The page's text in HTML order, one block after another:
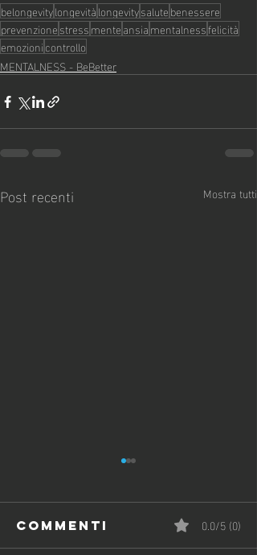
belongevitylongevitàlongevitysalutebenessere
prevenzionestressmenteansiamentalnessfelicità
emozionicontrollo
MENTALNESS - BeBetter
Post recenti Mostra tutti
Commenti 0.0/5 (0)